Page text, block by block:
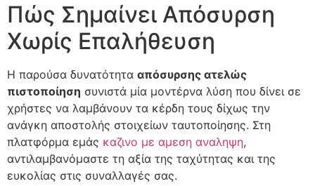
Πώς Σημαίνει Απόσυρση
Χωρίς Επαλήθευση
Η παρούσα δυνατότητα απόσυρσης ατελώς
πιστοποίηση συνιστά μία μοντέρνα λύση που δίνει σε
χρήστες να λαμβάνουν τα κέρδη τους δίχως την
ανάγκη αποστολής στοιχείων ταυτοποίησης. Στη
πλατφόρμα εμάς καζινο με αμεση αναληψη,
αντιλαμβανόμαστε τη αξία της ταχύτητας και της
ευκολίας στις συναλλαγές σας.